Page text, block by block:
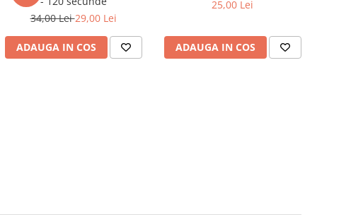
34,00 Lei29,00 Lei
ADAUGA IN COS
25,00 Lei
ADAUGA IN COS